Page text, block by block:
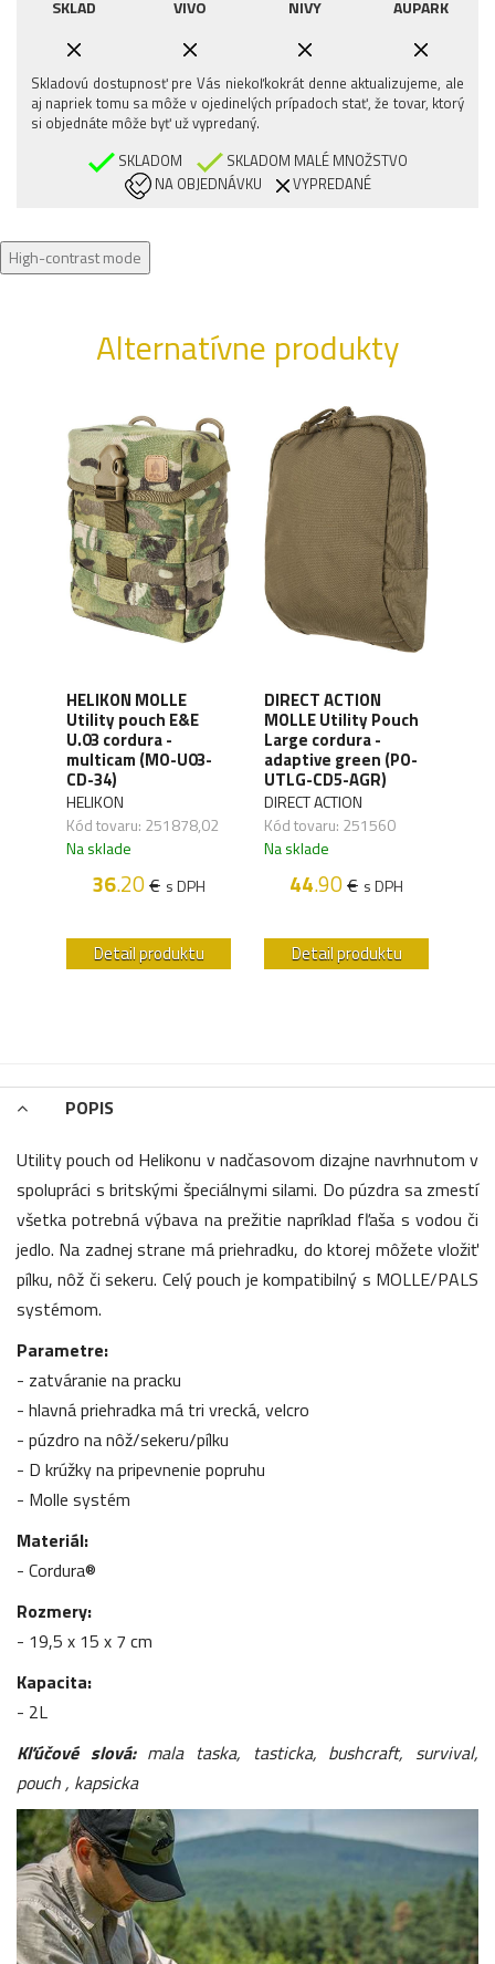
SKLAD VIVO NIVY AUPARK
Skladovú dostupnosť pre Vás niekoľkokrát denne aktualizujeme, ale
aj napriek tomu sa môže v ojedinelých prípadoch stať, že tovar, ktorý
si objednáte môže byť už vypredaný.
SKLADOM
SKLADOM MALÉ MNOŽSTVO
NA OBJEDNÁVKU
VYPREDANÉ
High-contrast mode
Alternatívne produkty
HELIKON MOLLE
Utility pouch E&E
U.03 cordura -
multicam (MO-U03-
CD-34)
HELIKON
Kód tovaru: 251878,02
Na sklade
36.20€ s DPH
Detail produktu
DIRECT ACTION
MOLLE Utility Pouch
Large cordura -
adaptive green (PO-
UTLG-CD5-AGR)
DIRECT ACTION
Kód tovaru: 251560
Na sklade
44.90€ s DPH
Detail produktu
POPIS
Utility pouch od Helikonu v nadčasovom dizajne navrhnutom v
spolupráci s britskými špeciálnymi silami. Do púzdra sa zmestí
všetka potrebná výbava na prežitie napríklad fľaša s vodou či
jedlo. Na zadnej strane má priehradku, do ktorej môžete vložiť
pílku, nôž či sekeru. Celý pouch je kompatibilný s MOLLE/PALS
systémom.
Parametre:
- zatváranie na pracku
- hlavná priehradka má tri vrecká, velcro
- púzdro na nôž/sekeru/pílku
- D krúžky na pripevnenie popruhu
- Molle systém
Materiál:
- Cordura®
Rozmery:
- 19,5 x 15 x 7 cm
Kapacita:
- 2L
Kľúčové slová: mala taska, tasticka, bushcraft, survival,
pouch , kapsicka